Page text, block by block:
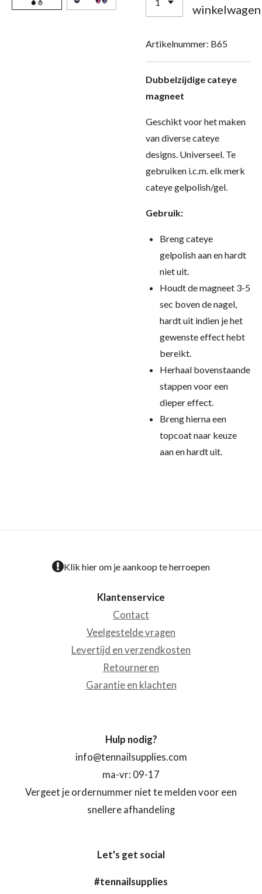
winkelwagen
Artikelnummer: B65
Dubbelzijdige cateye
magneet
Geschikt voor het maken
van diverse cateye
designs. Universeel. Te
gebruiken i.c.m. elk merk
cateye gelpolish/gel.
Gebruik:
Breng cateye
gelpolish aan en hardt
niet uit.
Houdt de magneet 3-5
sec boven de nagel,
hardt uit indien je het
gewenste effect hebt
bereikt.
Herhaal bovenstaande
stappen voor een
dieper effect.
Breng hierna een
topcoat naar keuze
aan en hardt uit.
Klik hier om je aankoop te herroepen
Klantenservice
Contact
Veelgestelde vragen
Levertijd en verzendkosten
Retourneren
Garantie en klachten
Hulp nodig?
info@tennailsupplies.com
ma-vr: 09-17
Vergeet je ordernummer niet te melden voor een
snellere afhandeling
Let's get social
#tennailsupplies